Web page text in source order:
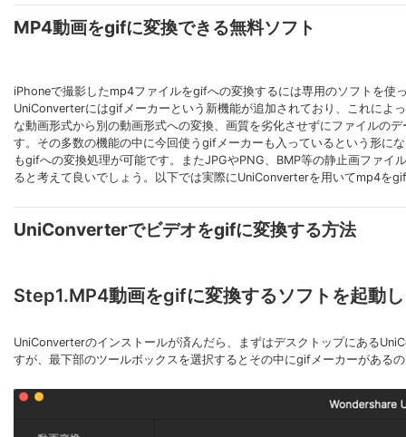
MP4動画をgifに変換できる無料ソフト
iPhoneで撮影したmp4ファイルをgifへの変換するには専用のソフトを使
UniConverterにはgifメーカーという新機能が追加されており、これによ
な動画形式から別の動画形式への変換、画質を劣化させずにファイルの
す。その多数の機能の中に今回使うgifメーカーも入っているという形に
もgifへの変換処理が可能です。またJPGやPNG、BMP等の静止画ファ
ると考えて良いでしょう。以下では実際にUniConverterを用いてmp4を
UniConverterでビデオをgifに変換する方法
Step1.MP4動画をgifに変換するソフトを起動
UniConverterのインストールが済んだら、まずはデスクトップにある
すが、最下部のツールボックスを選択するとその中にgifメーカーがある